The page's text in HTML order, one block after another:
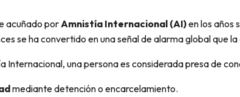
acuñado porAmnistía Internacional (AI)en los años
se ha convertido en una señal de alarma global que
Internacional, una persona es considerada presa de
mediante detención o encarcelamiento.